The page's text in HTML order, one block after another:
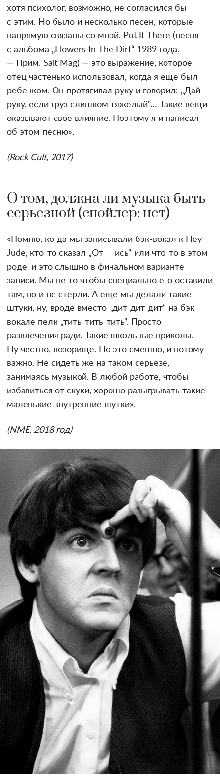
хотя психолог, возможно, не согласился бы
с этим. Но было и несколько песен, которые
напрямую связаны со мной. Put It There (песня
с альбома „Flowers In The Dirt“ 1989 года.
— Прим. Salt Mag) — это выражение, которое
отец частенько использовал, когда я еще был
ребенком. Он протягивал руку и говорил: „Дай
руку, если груз слишком тяжелый“… Такие вещи
оказывают свое влияние. Поэтому я и написал
об этом песню».
(Rock Cult, 2017)
О том, должна ли музыка быть
серьезной (спойлер: нет)
«Помню, когда мы записывали бэк-вокал к Hey
Jude, кто-то сказал „От___ись“ или что-то в этом
роде, и это слышно в финальном варианте
записи. Мы не то чтобы специально его оставили
там, но и не стерли. А еще мы делали такие
штуки, ну, вроде вместо „дит-дит-дит“ на бэк-
вокале пели „тить-тить-тить“. Просто
развлечения ради. Такие школьные приколы.
Ну честно, позорище. Но это смешно, и потому
важно. Не сидеть же на таком серьезе,
занимаясь музыкой. В любой работе, чтобы
избавиться от скуки, хорошо разыгрывать такие
маленькие внутренние шутки».
(NME, 2018 год)